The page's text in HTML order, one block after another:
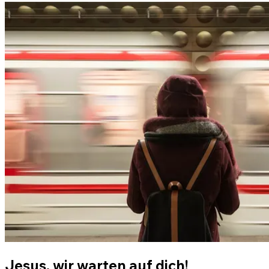
Jesus, wir warten auf dich!